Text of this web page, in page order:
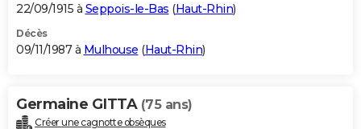
22/09/1915 à Seppois-le-Bas (Haut-Rhin)
Décès
09/11/1987 à Mulhouse (Haut-Rhin)
Germaine GITTA (75 ans)
Créer une cagnotte obsèques